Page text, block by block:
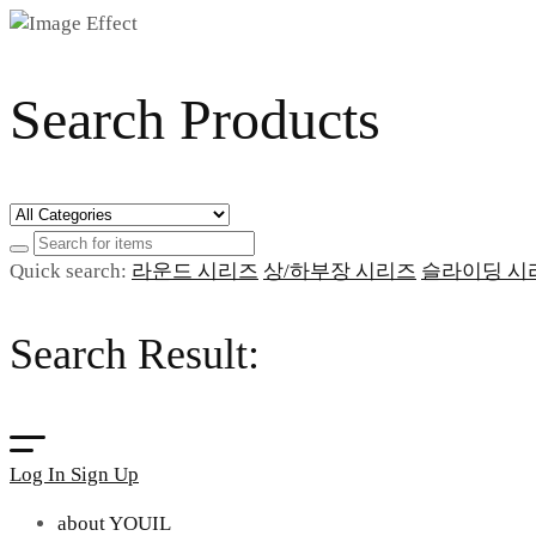
Search Products
Quick search: 라운드 시리즈 상/하부장 시리즈 슬라이딩 시
Search Result:
Log In Sign Up
about YOUIL